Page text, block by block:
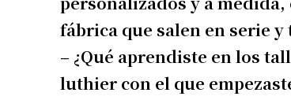
fábrica que salen en serie
– ¿Qué aprendiste en los
luthier con el que